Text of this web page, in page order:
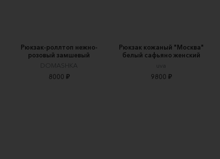
Рюкзак-роллтоп нежно-
розовый замшевый
DOMASHKA
8000 ₽
Рюкзак кожаный "Москва"
белый сафьяно женский
uva
9800 ₽